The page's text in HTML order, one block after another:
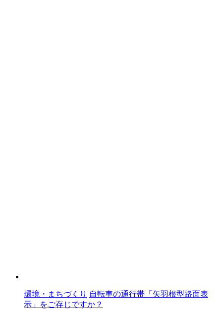
環境・まちづくり 自転車の通行帯「矢羽根型路面表
示」をご存じですか？